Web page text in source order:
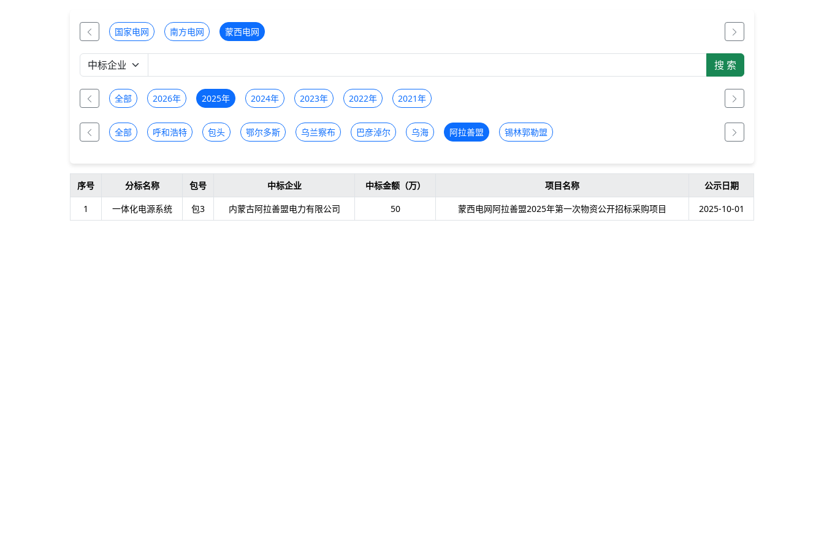
国家电网 南方电网 蒙西电网
全部 2026年 2025年 2024年 2023年 2022年 2021年
全部 呼和浩特 包头 鄂尔多斯 乌兰察布 巴彦淖尔 乌海 阿拉善盟 锡林郭勒盟
序号 分标名称 包号 中标企业 中标金额（万） 项目名称
公示日期
1
一体化电源系统 包3 内蒙古阿拉善盟电力有限公司 50 蒙西电网阿拉善盟2025年第一次物资公开招标采购项目 2025-10-01